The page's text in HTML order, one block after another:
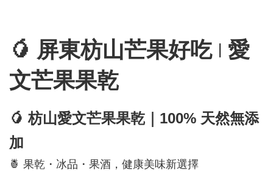
🥭 屏東枋山芒果好吃 | 愛
文芒果果乾
🥭枋山愛文芒果果乾｜100% 天然無添
加
🍍 果乾・冰品・果酒，健康美味新選擇